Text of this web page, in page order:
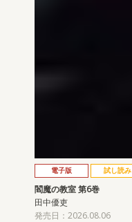
電子版 試し読み
閻魔の教室 第6巻
田中優吏
発売日：2026.08.06